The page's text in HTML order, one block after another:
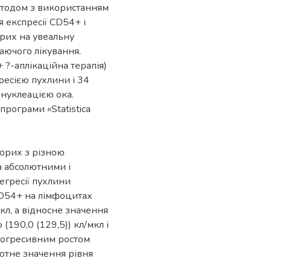
з використанням
СD54+ і
на увеальну
лікування.
аплікаційна терапія)
пухлини і 34
ока.
«Statistica
з різною
абсолютними і
пухлини
на лімфоцитах
а відносне значення
(129,5)) кл/мкл і
ростом
значення рівня